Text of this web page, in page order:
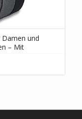
Damen und
– Mit